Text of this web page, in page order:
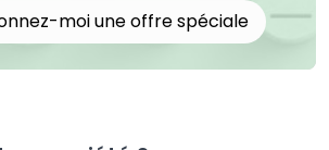
moi une offre spéciale